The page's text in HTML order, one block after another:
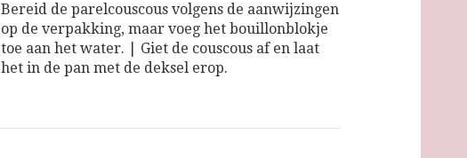
Bereid de parelcouscous volgens de aanwijzingen
op de verpakking, maar voeg het bouillonblokje
toe aan het water. | Giet de couscous af en laat
het in de pan met de deksel erop.